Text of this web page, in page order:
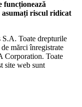
funcționează
asumați riscul ridicat
Toate drepturile
mărci înregistrate
Corporation. Toate
site web sunt